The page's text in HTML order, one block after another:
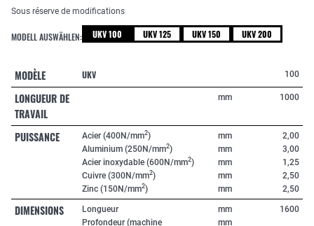
Sous réserve de modifications
MODELL AUSWÄHLEN: UKV 100 UKV 125 UKV 150 UKV 200
MODÈLE UKV 100
LONGUEUR DE
TRAVAIL
mm 1000
PUISSANCE Acier (400N/mm2)
Aluminium (250N/mm2)
Acier inoxydable (600N/mm2)
Cuivre (300N/mm2)
Zinc (150N/mm2)
mm
mm
mm
mm
mm
2,00
3,00
1,25
2,50
2,50
DIMENSIONS
Longueur
Profondeur (machine
mm
mm
1600